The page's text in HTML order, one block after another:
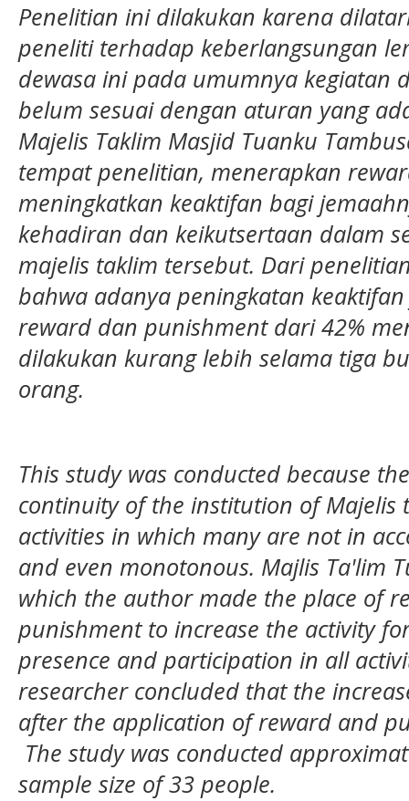
Penelitian ini dilakukan karena
penelititerhadap keberlangsungan
dewasa ini pada umumnya kegiatan
belum sesuai dengan aturan yang
Majelis Taklim Masjid Tuanku
tempat penelitian, menerapkan
meningkatkan keaktifan bagi
kehadiran dan keikutsertaan dalam
majelis taklim tersebut. Dari
bahwa adanya peningkatan
reward dan punishment dari 42%
dilakukan kurang lebih selama tiga
orang.
This study was conducted because
continuity of the institution of Majelis
activities in which many are not in
and even monotonous. Majlis Ta'lim
which the author made the place of
punishment to increase the activity
presence and participation in all
researcher concluded that the
after the application of reward and
The study was conducted
sample size of 33 people.